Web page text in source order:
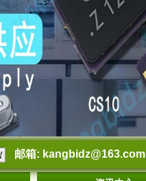
邮箱: kangbidz@163.com